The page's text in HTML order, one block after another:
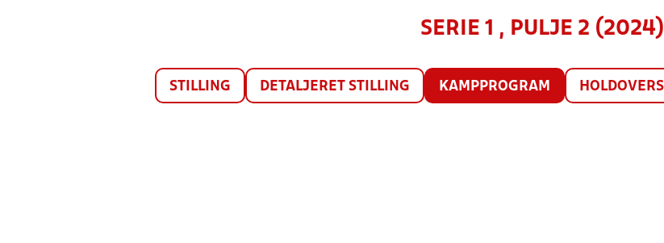
SERIE 1 , PULJE 2 (2024)
STILLING DETALJERET STILLING KAMPPROGRAM